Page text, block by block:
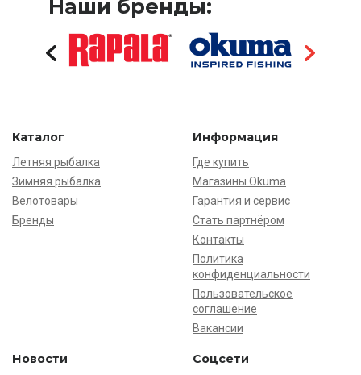
Наши бренды:
Каталог
Летняя рыбалка
Зимняя рыбалка
Велотовары
Бренды
Информация
Где купить
Магазины Okuma
Гарантия и сервис
Стать партнёром
Контакты
Политика
конфиденциальности
Пользовательское
соглашение
Вакансии
Новости Соцсети